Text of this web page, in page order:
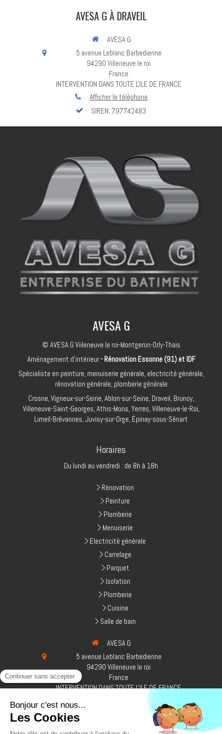
AVESA G À DRAVEIL
AVESA G
5 avenue Leblanc Barbedienne
94290 Villeneuve le roi
France
INTERVENTION DANS TOUTE L'ILE DE FRANCE
Afficher le téléphone
SIREN: 797742483
AVESA G
© AVESA G Viileneuve le roi-Montgeron-Orly-Thais
Aménagement d'intérieur- Rénovation Essonne (91) et IDF
Spécialiste en peinture, menuiserie générale, electricité générale,
rénovation générale, plomberie générale
Crosne, Vigneux-sur-Seine, Ablon-sur-Seine, Draveil, Brunoy,
Villeneuve-Saint-Georges, Athis-Mons, Yerres, Villeneuve-le-Roi,
Limeil-Brévannes, Juvisy-sur-Orge, Épinay-sous-Sénart
Horaires
Du lundi au vendredi : de 8h à 18h
Rénovation
Peinture
Plomberie
Menuiserie
Electricité générale
Carrelage
Parquet
Isolation
Plomberie
Cuisine
Salle de bain
AVESA G
5 avenue Leblanc Barbedienne
94290 Villeneuve le roi
France
INTERVENTION DANS TOUTE L'ILE DE FRANCE
Afficher le téléphone